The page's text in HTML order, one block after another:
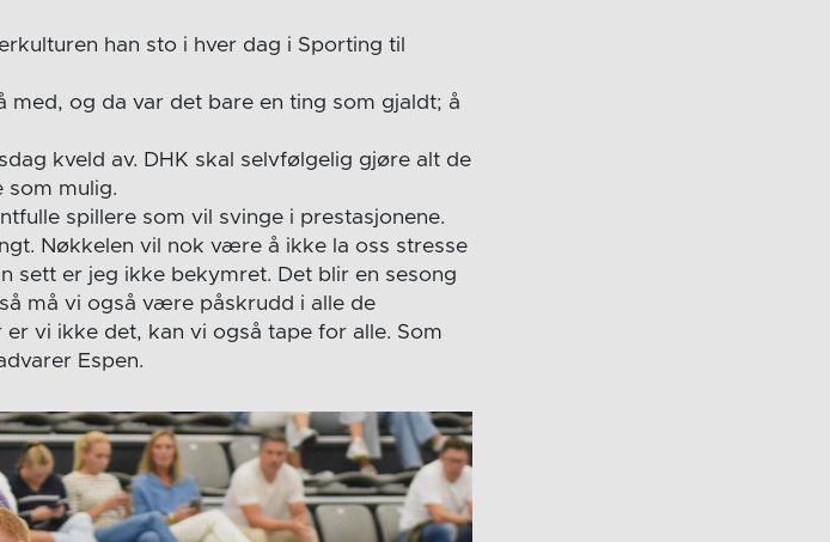
han sto i hver dag i Sporting til
med, og da var det bare en ting som gjaldt; å
kveld av. DHK skal selvfølgelig gjøre alt de
som mulig.
spillere som vil svinge i prestasjonene.
Nøkkelen vil nok være å ikke la oss stresse
sett er jeg ikke bekymret. Det blir en sesong
må vi også være påskrudd i alle de
vi ikke det, kan vi også tape for alle. Som
Espen.